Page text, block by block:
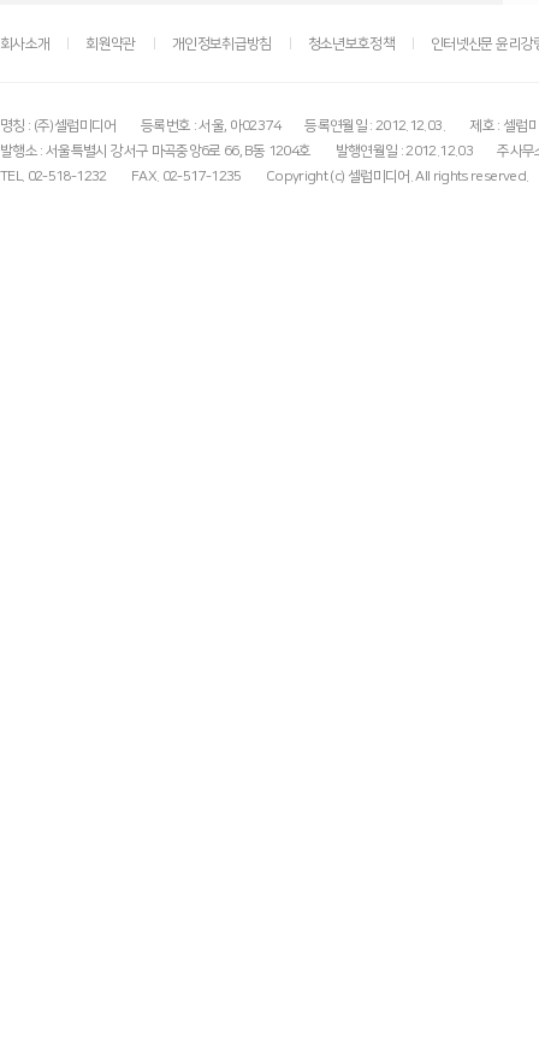
회사소개 회원약관 개인정보취급방침 청소년보호정책 인터넷신문 윤리강
명칭 : (주)셀럽미디어 등록번호 : 서울, 아02374 등록연월일 : 2012.12.03.
제호 : 셀럽
발행소 : 서울특별시 강서구 마곡중앙6로 66, B동 1204호
발행연월일 : 2012.12.03
주사무
TEL. 02-518-1232
FAX. 02-517-1235 Copyright (c) 셀럽미디어. All rights reserved.